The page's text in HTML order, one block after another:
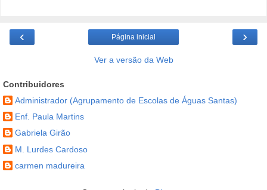
‹ ›
Página inicial
Ver a versão da Web
Contribuidores
Administrador (Agrupamento de Escolas de Águas Santas)
Enf. Paula Martins
Gabriela Girão
M. Lurdes Cardoso
carmen madureira